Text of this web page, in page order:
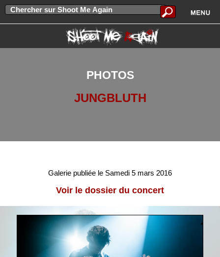
PHOTOS
JUNGBLUTH
Galerie publiée le Samedi 5 mars 2016
Voir le dossier du concert